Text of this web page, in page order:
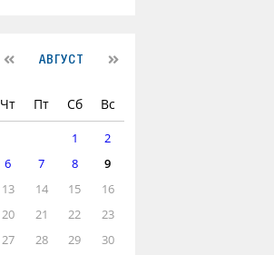
АВГУСТ
Чт Пт Сб Вс
1
2
6 7 8
9
13 14 15
16
20 21 22
23
27 28 29 30